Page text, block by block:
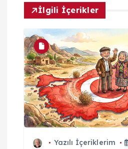
m İlgili İçerikler
Yazılı İçeriklerim